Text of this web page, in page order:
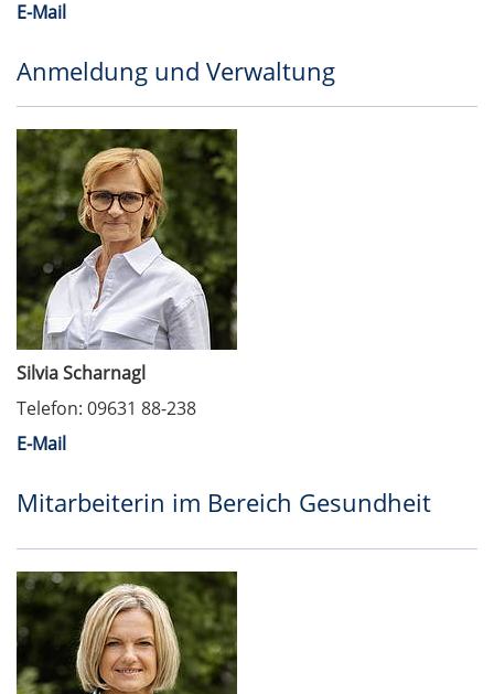
E-Mail
Anmeldung und Verwaltung
Silvia Scharnagl
Telefon: 09631 88-238
E-Mail
Mitarbeiterin im Bereich Gesundheit